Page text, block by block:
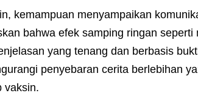
kemampuan menyampaikan
bahwa efek samping ringan
yang tenang dan berbasis
penyebaran cerita berlebihan
vaksin.